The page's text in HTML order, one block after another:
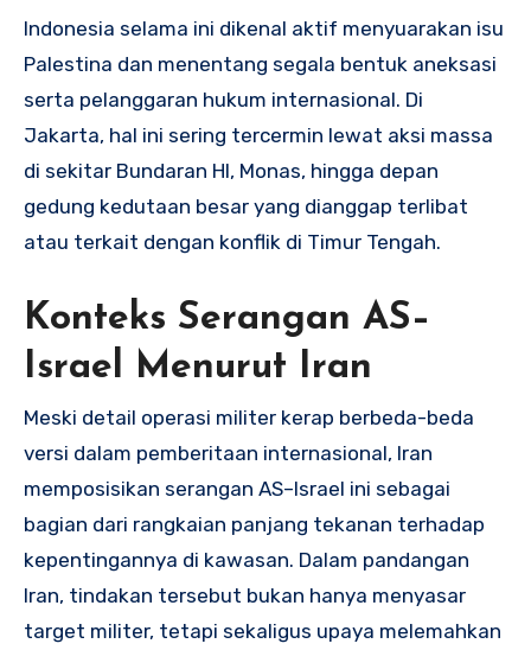
Indonesia selama ini dikenal aktif menyuarakan isu
Palestina dan menentang segala bentuk aneksasi
serta pelanggaran hukum internasional. Di
Jakarta, hal ini sering tercermin lewat aksi massa
di sekitar Bundaran HI, Monas, hingga depan
gedung kedutaan besar yang dianggap terlibat
atau terkait dengan konflik di Timur Tengah.
Konteks Serangan AS–
Israel Menurut Iran
Meski detail operasi militer kerap berbeda-beda
versi dalam pemberitaan internasional, Iran
memposisikan serangan AS–Israel ini sebagai
bagian dari rangkaian panjang tekanan terhadap
kepentingannya di kawasan. Dalam pandangan
Iran, tindakan tersebut bukan hanya menyasar
target militer, tetapi sekaligus upaya melemahkan